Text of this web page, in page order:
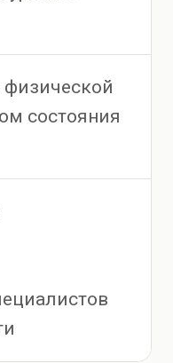
состояния